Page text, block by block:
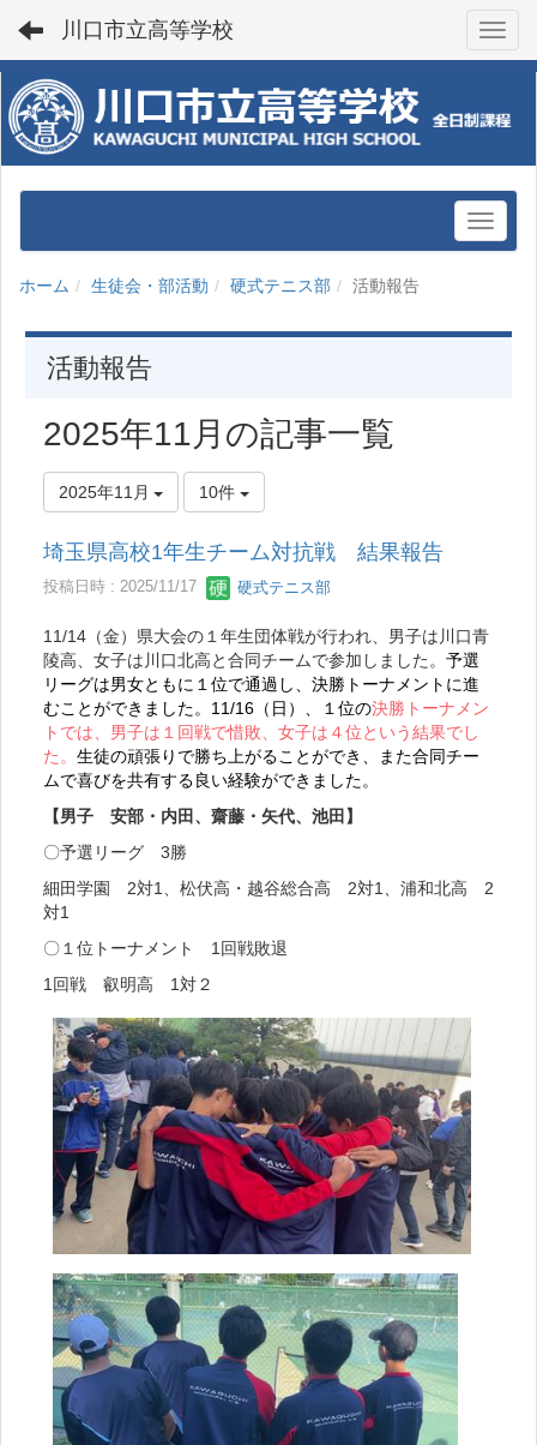
川口市立高等学校
ホーム 生徒会・部活動 硬式テニス部 活動報告
活動報告
2025年11月の記事一覧
2025年11月 10件
埼玉県高校1年生チーム対抗戦 結果報告
投稿日時 : 2025/11/17 硬式テニス部
11/14（金）県大会の１年生団体戦が行われ、男子は川口青
陵高、女子は川口北高と合同チームで参加しました。 予選
リーグは男女ともに１位で通過し、決勝トーナメントに進
むことができました。11/16（日）、１位の決勝トーナメン
トでは、男子は１回戦で惜敗、女子は４位という結果でし
た。 生徒の頑張りで勝ち上がることができ、また合同チー
ムで喜びを共有する良い経験ができました。
【男子 安部・内田、齋藤・矢代、池田】
〇予選リーグ 3勝
細田学園 2対1、松伏高・越谷総合高 2対1、浦和北高 2
対1
〇１位トーナメント 1回戦敗退
1回戦 叡明高 1対２